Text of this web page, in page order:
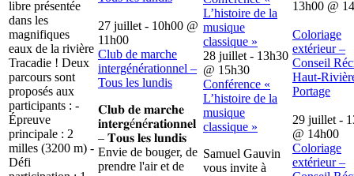
libre présentée
dans les
magnifiques
eaux de la rivière
Tracadie ! Deux
parcours sont
proposés aux
participants : -
Épreuve
principale : 2
milles (3200 m) -
Défi
27 juillet - 10h00 @
11h00
Club de marche
intergénérationnel –
Tous les lundis
𝐂𝐥𝐮𝐛 𝐝𝐞 𝐦𝐚𝐫𝐜𝐡𝐞
𝐢𝐧𝐭𝐞𝐫𝐠é𝐧é𝐫𝐚𝐭𝐢𝐨𝐧𝐧𝐞𝐥
– 𝐓𝐨𝐮𝐬 𝐥𝐞𝐬 𝐥𝐮𝐧𝐝𝐢𝐬
Envie de bouger, de
prendre l'air et de
L’histoire de la
musique
classique »
28 juillet - 13h30
@ 15h30
Conférence «
L’histoire de la
musique
classique »
Samuel Gauvin
vous invite à
13h00 @
Coloriage
extérieur –
Conseil
Haut-
Portage
29 juillet -
@ 14h00
Coloriage
extérieur –